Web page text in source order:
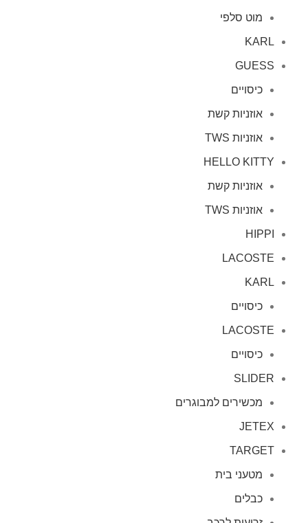
מוט סלפי
KARL
GUESS
כיסויים
אוזניות קשת
אוזניות TWS
HELLO KITTY
אוזניות קשת
אוזניות TWS
HIPPI
LACOSTE
KARL
כיסויים
LACOSTE
כיסויים
SLIDER
מכשירים למבוגרים
JETEX
TARGET
מטעני בית
כבלים